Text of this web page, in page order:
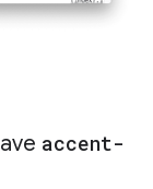
accent-